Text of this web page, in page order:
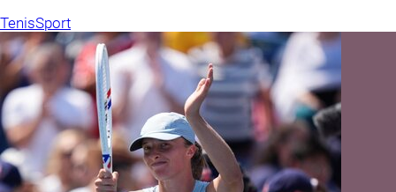
TenisSport